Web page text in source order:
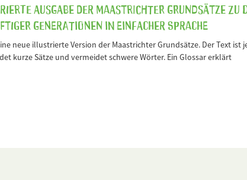
Ausgabe der Maastrichter Grundsätze zu
Generationen in Einfacher Sprache
neue illustrierte Version der Maastrichter Grundsätze. Der Text ist
kurze Sätze und vermeidet schwere Wörter. Ein Glossar erklärt